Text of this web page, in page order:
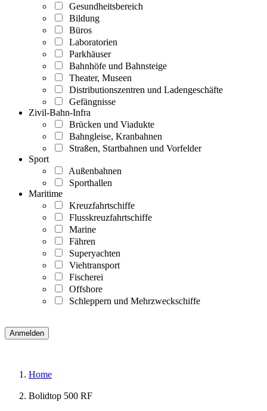
Gesundheitsbereich
Bildung
Büros
Laboratorien
Parkhäuser
Bahnhöfe und Bahnsteige
Theater, Museen
Distributionszentren und Ladengeschäfte
Gefängnisse
Zivil-Bahn-Infra
Brücken und Viadukte
Bahngleise, Kranbahnen
Straßen, Startbahnen und Vorfelder
Sport
Außenbahnen
Sporthallen
Maritime
Kreuzfahrtschiffe
Flusskreuzfahrtschiffe
Marine
Fähren
Superyachten
Viehtransport
Fischerei
Offshore
Schleppern und Mehrzweckschiffe
Home
Bolidtop 500 RF